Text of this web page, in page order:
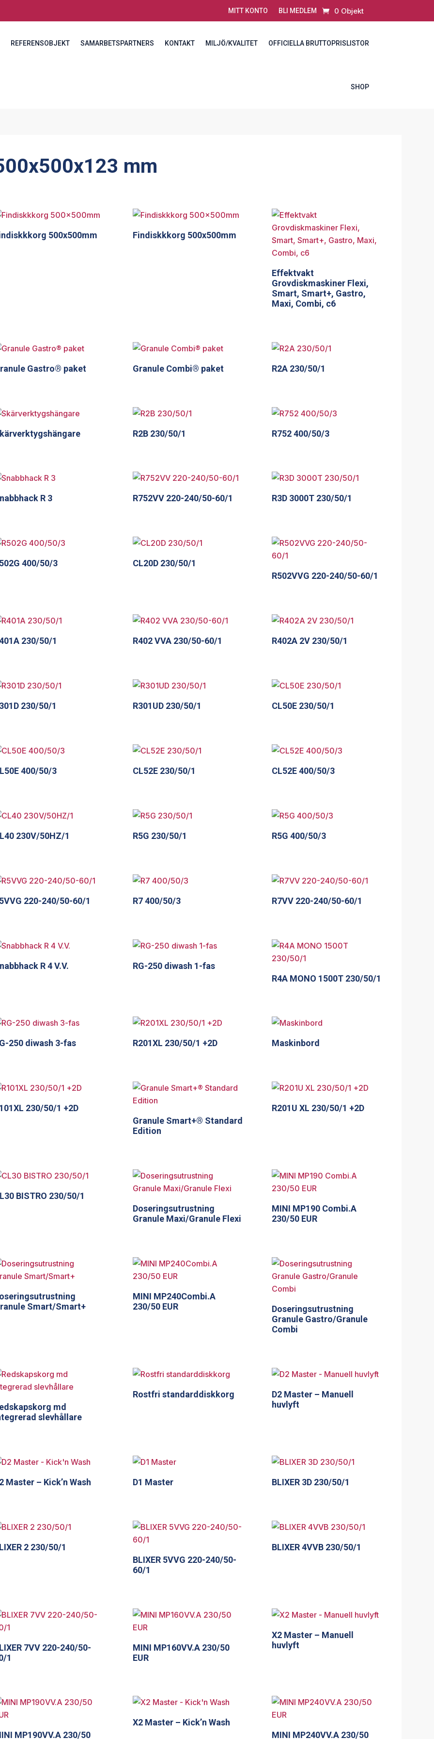
MITT KONTO BLI MEDLEM 0 Objekt
REFERENSOBJEKT SAMARBETSPARTNERS KONTAKT MILJÖ/KVALITET OFFICIELLA BRUTTOPRISLISTOR
SHOP
mm
500x500mm Findiskkkorg 500x500mm
Effektvakt
Grovdiskmaskiner Flexi,
Smart, Smart+, Gastro,
Maxi, Combi, c6
Gastro® paket Granule Combi® paket R2A 230/50/1
R2B 230/50/1 R752 400/50/3
R 3 R752VV 220-240/50-60/1 R3D 3000T 230/50/1
400/50/3
CL20D 230/50/1
R502VVG 220-240/50-60/1
230/50/1 R402 VVA 230/50-60/1 R402A 2V 230/50/1
230/50/1 R301UD 230/50/1 CL50E 230/50/1
400/50/3 CL52E 230/50/1 CL52E 400/50/3
230V/50HZ/1 R5G 230/50/1 R5G 400/50/3
220-240/50-60/1 R7 400/50/3 R7VV 220-240/50-60/1
R 4 V.V.
RG-250 diwash 1-fas
R4A MONO 1500T 230/50/1
250 diwash 3-fas R201XL 230/50/1 +2D Maskinbord
230/50/1 +2D
Granule Smart+® Standard
Edition
R201U XL 230/50/1 +2D
BISTRO 230/50/1
Doseringsutrustning
Granule Maxi/Granule Flexi
MINI MP190 Combi.A
230/50 EUR
Smart/Smart+
MINI MP240Combi.A
230/50 EUR
Doseringsutrustning
Granule Gastro/Granule
Combi
md
slevhållare
Rostfri standarddiskkorg
D2 Master – Manuell
huvlyft
Master – Kick’n Wash D1 Master BLIXER 3D 230/50/1
2 230/50/1
BLIXER 5VVG 220-240/50-
60/1
BLIXER 4VVB 230/50/1
7VV 220-240/50-
1
MINI MP160VV.A 230/50
EUR
X2 Master – Manuell
huvlyft
MP190VV.A 230/50
X2 Master – Kick’n Wash
MINI MP240VV.A 230/50